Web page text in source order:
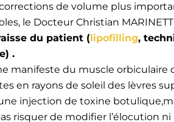
de volume plus
le Docteur Christian
du patient ( lipofilling,
.
manifeste du muscle orbiculaire
en rayons de soleil des lèvres
injection de toxine
risquer de modifier l’élocution ni